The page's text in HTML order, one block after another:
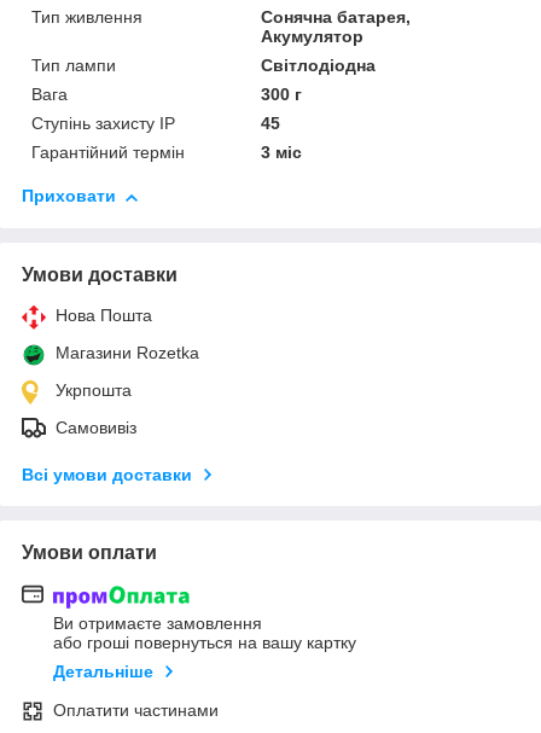
Тип живлення
Сонячна батарея,
Акумулятор
Тип лампи
Світлодіодна
Вага
300 г
Ступінь захисту IP
45
Гарантійний термін
3 міс
Приховати
Умови доставки
Нова Пошта
Магазини Rozetka
Укрпошта
Самовивіз
Всі умови доставки
Умови оплати
Ви отримаєте замовлення
або гроші повернуться на вашу картку
Детальніше
Оплатити частинами